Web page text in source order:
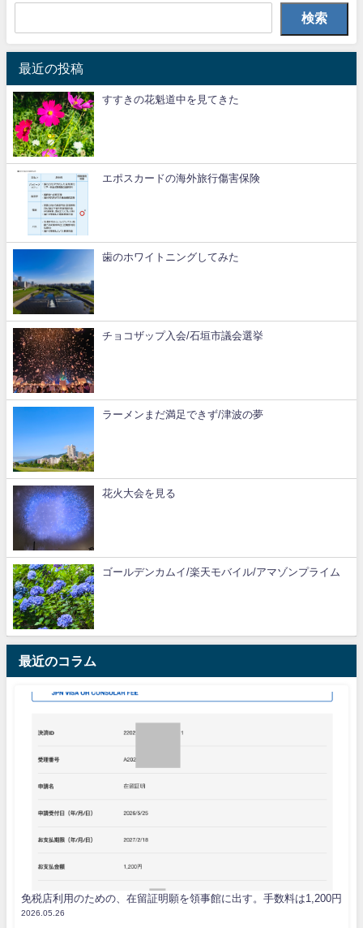
検索
最近の投稿
すすきの花魁道中を見てきた
エポスカードの海外旅行傷害保険
歯のホワイトニングしてみた
チョコザップ入会/石垣市議会選挙
ラーメンまだ満足できず/津波の夢
花火大会を見る
ゴールデンカムイ/楽天モバイル/アマゾンプライム
最近のコラム
免税店利用のための、在留証明願を領事館に出す。手数料は1,200円
2026.05.26